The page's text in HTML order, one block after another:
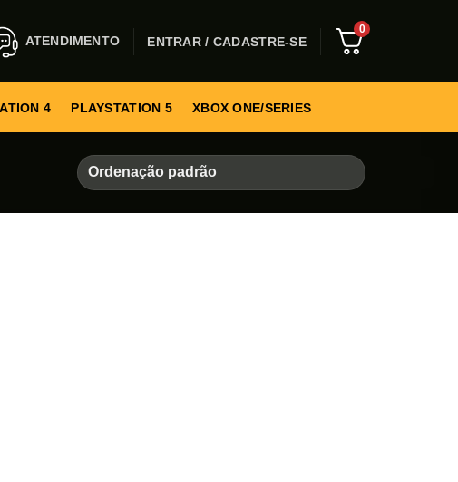
ATENDIMENTO ENTRAR / CADASTRE-SE
0
4 PLAYSTATION 5 XBOX ONE/SERIES